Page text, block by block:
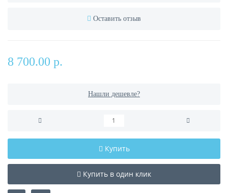
Оставить отзыв
8 700.00 р.
Нашли дешевле?
Купить
Купить в один клик